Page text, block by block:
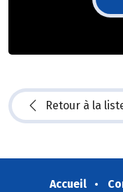
Retour à la
Accueil